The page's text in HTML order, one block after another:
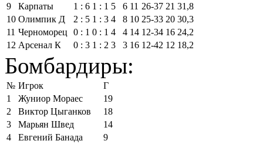
9
Карпаты 1 : 6 1 : 1 5 6 11 26‑37 21 31,8
10 Олимпик Д 2 : 5 1 : 3 4 8 10 25‑33 20 30,3
11 Черноморец 0 : 1 0 : 1 4 4 14 12‑34 16 24,2
12 Арсенал К 0 : 3 1 : 2 3 3 16 12‑42 12 18,2
Бомбардиры:
№ Игрок
Г
1
Жуниор Мораес
19
2
Виктор Цыганков
18
3
Марьян Швед
14
4
Евгений Банада
9